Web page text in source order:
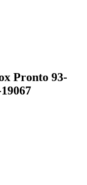
Pronto 93-